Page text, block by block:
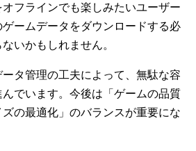
フラインでも楽しみたいユーザー
ームデータをダウンロードする必
いかもしれません。
タ管理の工夫によって、無駄な容
でいます。今後は「ゲームの品質
の最適化」のバランスが重要にな